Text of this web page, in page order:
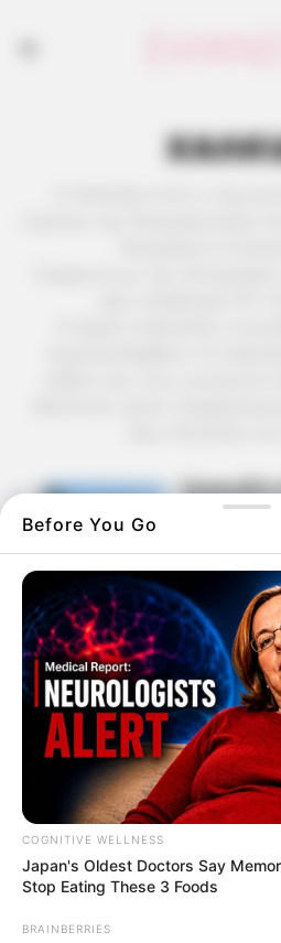
Χαλκίδα
Εύβοια:
γνωστό
που
6.08.2026,
ΣΟΚ:
την
Χαλκίδας
6.08.2026,
Εύβοια:
γνωστό
Before You Go
COGNITIVE WELLNESS
Japan's Oldest Doctors Say
Stop Eating These 3 Foods
BRAINBERRIES